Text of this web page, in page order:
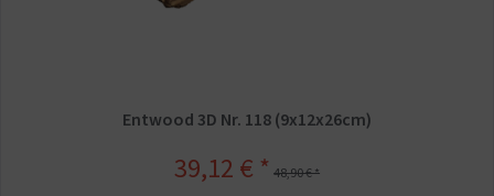
Entwood 3D Nr. 118 (9x12x26cm)
39,12 € * 48,90 € *